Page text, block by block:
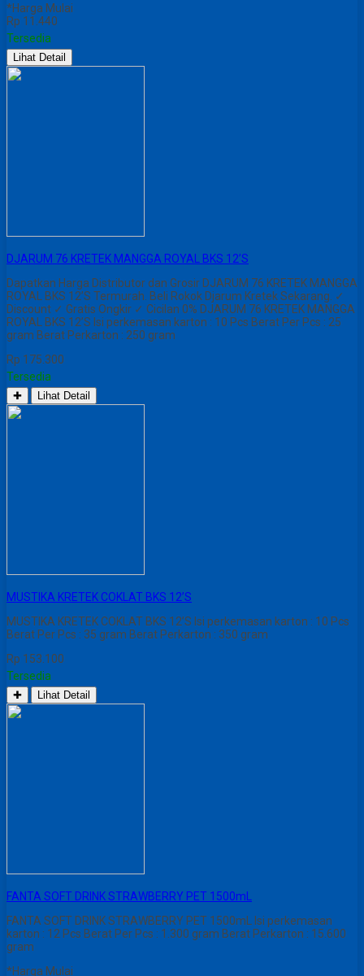
*Harga Mulai
Rp 11.440
Tersedia
Lihat Detail
DJARUM 76 KRETEK MANGGA ROYAL BKS 12’S
Dapatkan Harga Distributor dan Grosir DJARUM 76 KRETEK MANGGA
ROYAL BKS 12’S Termurah. Beli Rokok Djarum Kretek Sekarang. ✓
Discount ✓ Gratis Ongkir ✓ Cicilan 0% DJARUM 76 KRETEK MANGGA
ROYAL BKS 12’S Isi perkemasan karton : 10 Pcs Berat Per Pcs : 25
gram Berat Perkarton : 250 gram
Rp 175.300
Tersedia
✚ Lihat Detail
MUSTIKA KRETEK COKLAT BKS 12’S
MUSTIKA KRETEK COKLAT BKS 12’S Isi perkemasan karton : 10 Pcs
Berat Per Pcs : 35 gram Berat Perkarton : 350 gram
Rp 153.100
Tersedia
✚ Lihat Detail
FANTA SOFT DRINK STRAWBERRY PET 1500mL
FANTA SOFT DRINK STRAWBERRY PET 1500mL Isi perkemasan
karton : 12 Pcs Berat Per Pcs : 1.300 gram Berat Perkarton : 15.600
gram
*Harga Mulai